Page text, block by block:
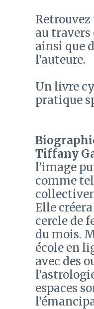
au travers
ainsi que
l’auteure.
Un livre
pratique
Tiffany
l’image
comme
Elle
cercle de
du mois.
école en
avec des
espaces